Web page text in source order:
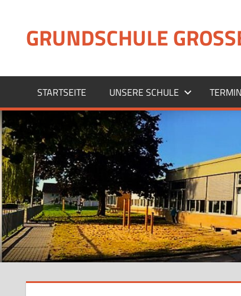
springenGRUNDSCHULE
STARTSEITE UNSERE SCHULE